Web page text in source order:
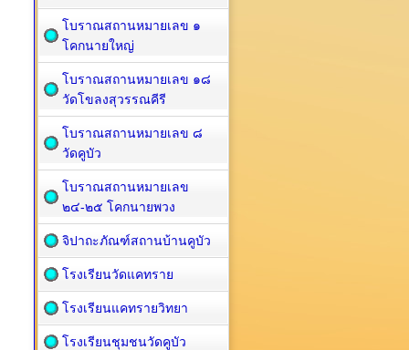
โบราณสถานหมายเลข ๑
โคกนายใหญ่
โบราณสถานหมายเลข ๑๘
วัดโขลงสุวรรณคีรี
โบราณสถานหมายเลข ๘
วัดคูบัว
โบราณสถานหมายเลข
๒๔-๒๕ โคกนายพวง
จิปาถะภัณฑ์สถานบ้านคูบัว
โรงเรียนวัดแคทราย
โรงเรียนแคทรายวิทยา
โรงเรียนชุมชนวัดคูบัว